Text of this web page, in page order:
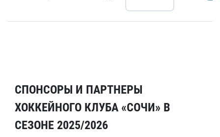
СПОНСОРЫ И ПАРТНЕРЫ
ХОККЕЙНОГО КЛУБА «СОЧИ» В
СЕЗОНЕ 2025/2026